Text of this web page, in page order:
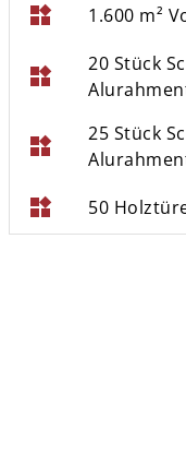
widgets 1.600 m²
widgets
20 Stück
widgets
25 Stück
widgets 50